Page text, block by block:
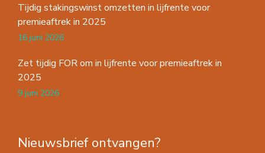
Tijdig stakingswinst omzetten in lijfrente voor
premieaftrek in 2025
16 juni 2026
Zet tijdig FOR om in lijfrente voor premieaftrek in
2025
9 juni 2026
Nieuwsbrief ontvangen?